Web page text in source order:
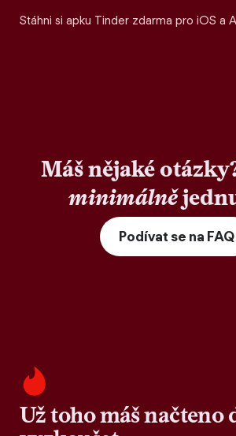
Stáhni si apku Tinder zdarma pro iOS a
Máš nějaké
minimálně
Podívat se na FAQ
Už toho máš načteno